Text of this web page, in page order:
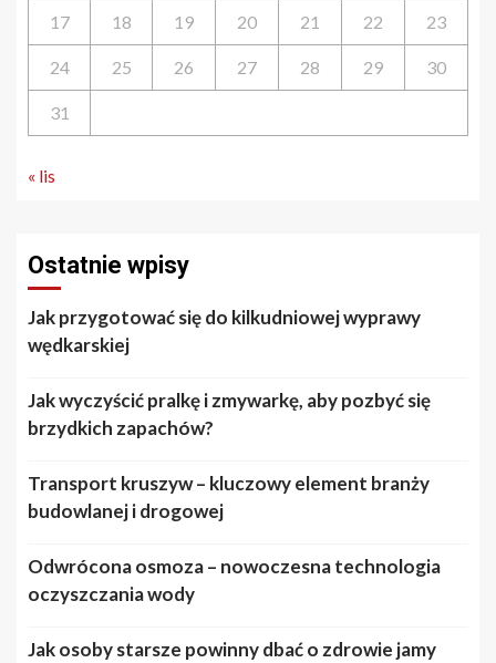
17 18 19 20 21 22 23
24 25 26 27 28 29 30
31
« lis
Ostatnie wpisy
Jak przygotować się do kilkudniowej wyprawy
wędkarskiej
Jak wyczyścić pralkę i zmywarkę, aby pozbyć się
brzydkich zapachów?
Transport kruszyw – kluczowy element branży
budowlanej i drogowej
Odwrócona osmoza – nowoczesna technologia
oczyszczania wody
Jak osoby starsze powinny dbać o zdrowie jamy